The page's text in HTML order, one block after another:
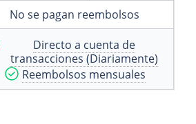
No se pagan reembolsos
Directo a cuenta de
transacciones (Diariamente)
Reembolsos mensuales